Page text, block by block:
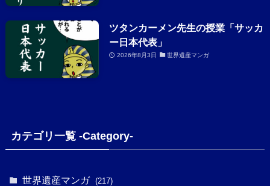
ツタンカーメン先生の授業「サッカ
ー日本代表」
2026年8月3日 世界遺産マンガ
カテゴリ一覧 -Category-
世界遺産マンガ (217)